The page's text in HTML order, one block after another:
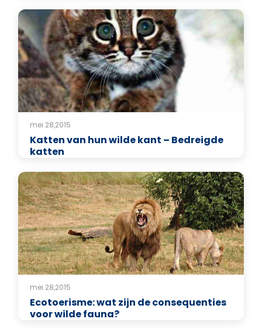
mei 28,2015
Katten van hun wilde kant – Bedreigde
katten
mei 28,2015
Ecotoerisme: wat zijn de consequenties
voor wilde fauna?